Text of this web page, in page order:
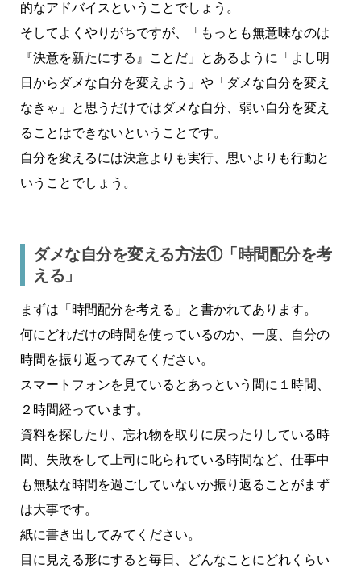
的なアドバイスということでしょう。
そしてよくやりがちですが、「もっとも無意味なのは
『決意を新たにする』ことだ」とあるように「よし明
日からダメな自分を変えよう」や「ダメな自分を変え
なきゃ」と思うだけではダメな自分、弱い自分を変え
ることはできないということです。
自分を変えるには決意よりも実行、思いよりも行動と
いうことでしょう。
ダメな自分を変える方法①「時間配分を考
える」
まずは「時間配分を考える」と書かれてあります。
何にどれだけの時間を使っているのか、一度、自分の
時間を振り返ってみてください。
スマートフォンを見ているとあっという間に１時間、
２時間経っています。
資料を探したり、忘れ物を取りに戻ったりしている時
間、失敗をして上司に叱られている時間など、仕事中
も無駄な時間を過ごしていないか振り返ることがまず
は大事です。
紙に書き出してみてください。
目に見える形にすると毎日、どんなことにどれくらい